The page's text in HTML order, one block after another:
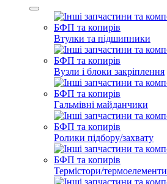
Втулки та підшипники
Вузли і блоки закріплення
Гальмівні майданчики
Ролики підбору/захвату
Термістори/термоелементи